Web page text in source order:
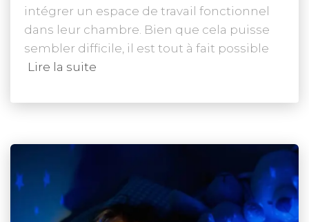
intégrer un espace de travail fonctionnel
dans leur chambre. Bien que cela puisse
sembler difficile, il est tout à fait possible
Lire la suite